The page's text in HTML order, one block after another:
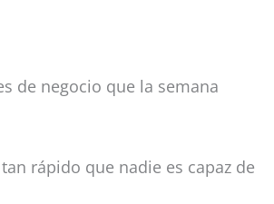
de negocio que la semana
rápido que nadie es capaz de